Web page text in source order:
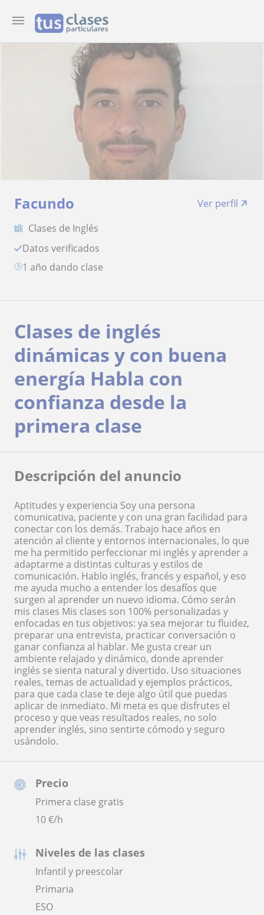
Facundo
Ver perfil
Clases de Inglés
Datos verificados
1 año dando clase
Precio
Primera clase gratis
10€/h
Niveles de las clases
Infantil y preescolar
Primaria
ESO
Clases de inglés
dinámicas y con buena
energía Habla con
confianza desde la
primera clase
Descripción del anuncio
Aptitudes y experiencia Soy una persona
comunicativa, paciente y con una gran facilidad para
conectar con los demás. Trabajo hace años en
atención al cliente y entornos internacionales, lo que
me ha permitido perfeccionar mi inglés y aprender a
adaptarme a distintas culturas y estilos de
comunicación. Hablo inglés, francés y español, y eso
me ayuda mucho a entender los desafíos que
surgen al aprender un nuevo idioma. Cómo serán
mis clases Mis clases son 100% personalizadas y
enfocadas en tus objetivos: ya sea mejorar tu fluidez,
preparar una entrevista, practicar conversación o
ganar confianza al hablar. Me gusta crear un
ambiente relajado y dinámico, donde aprender
inglés se sienta natural y divertido. Uso situaciones
reales, temas de actualidad y ejemplos prácticos,
para que cada clase te deje algo útil que puedas
aplicar de inmediato. Mi meta es que disfrutes el
proceso y que veas resultados reales, no solo
aprender inglés, sino sentirte cómodo y seguro
usándolo.